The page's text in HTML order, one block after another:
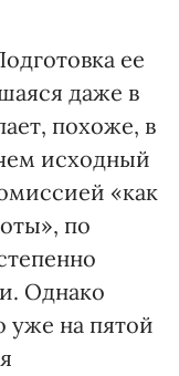
ее
даже в
похоже, в
исходный
«как
по
Однако
уже на пятой